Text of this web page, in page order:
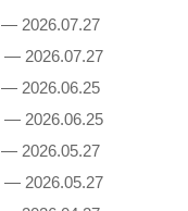
— 2026.07.27
— 2026.07.27
— 2026.06.25
— 2026.06.25
— 2026.05.27
— 2026.05.27